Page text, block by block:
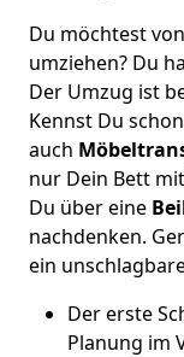
Du möchtest
umziehen? Du
Der Umzug ist
Kennst Du
auch
nur Dein Bett
Du über eine
nachdenken.
ein
Der erste
Planung im